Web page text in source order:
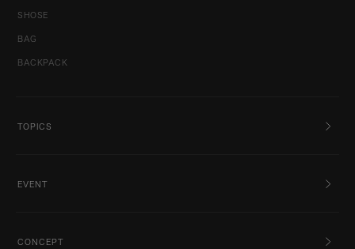
SHOSE
BAG
BACKPACK
TOPICS
EVENT
CONCEPT